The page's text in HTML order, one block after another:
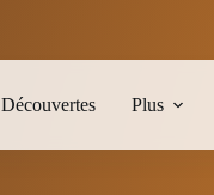
Découvertes Plus